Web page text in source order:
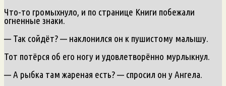
Что-то громыхнуло, и по странице Книги побежали
огненные знаки.
— Так сойдёт? — наклонился он к пушистому малышу.
Тот потёрся об его ногу и удовлетворённо мурлыкнул.
— А рыбка там жареная есть? — спросил он у Ангела.